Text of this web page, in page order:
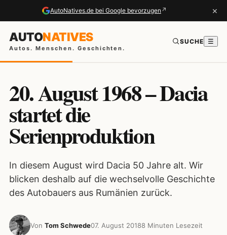
AutoNatives.de bei Google bevorzugen ↗ ×
AUTONATIVES
Autos. Menschen. Geschichten.
SUCHE ☰
20. August 1968 – Dacia
startet die
Serienproduktion
In diesem August wird Dacia 50 Jahre alt. Wir
blicken deshalb auf die wechselvolle Geschichte
des Autobauers aus Rumänien zurück.
Von Tom Schwede07. August 20188 Minuten Lesezeit